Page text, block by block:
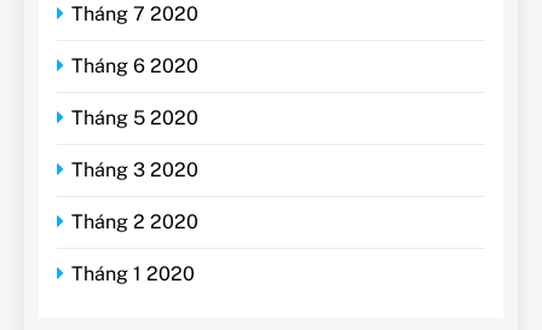
Tháng 7 2020
Tháng 6 2020
Tháng 5 2020
Tháng 3 2020
Tháng 2 2020
Tháng 1 2020